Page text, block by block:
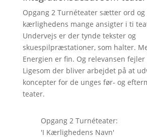
Opgang 2 Turnéteater sætter ord og
kærlighedens mange ansigter i ti
Undervejs er der tynde tekster og
skuespilpræstationer, som halter.
Energien er fin. Og relevansen
Ligesom der bliver arbejdet på at
koncepter for de unges før- og
teater.
Opgang 2 Turnéteater:
'I Kærlighedens Navn'